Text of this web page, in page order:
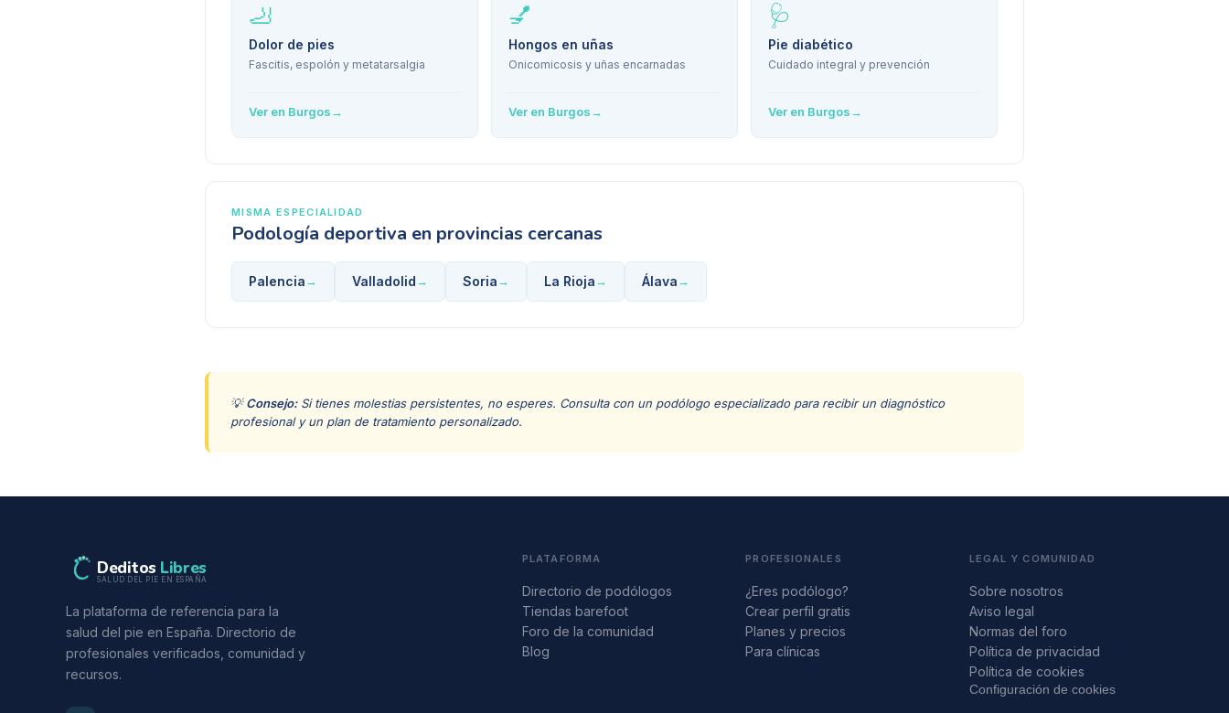
🦶
Dolor de pies
Fascitis, espolón y metatarsalgia
Ver en Burgos→
💅
Hongos en uñas
Onicomicosis y uñas encarnadas
Ver en Burgos→
🩺
Pie diabético
Cuidado integral y prevención
Ver en Burgos→
MISMA ESPECIALIDAD
Podología deportiva en provincias cercanas
Palencia → Valladolid → Soria → La Rioja → Álava →
💡Consejo:Si tienes molestias persistentes, no esperes. Consulta con un podólogo especializado para recibir un diagnóstico
profesional y un plan de tratamiento personalizado.
Deditos Libres
SALUD DEL PIE EN ESPAÑA
La plataforma de referencia para la
salud del pie en España. Directorio de
profesionales verificados, comunidad y
recursos.
PLATAFORMA
Directorio de podólogos
Tiendas barefoot
Foro de la comunidad
Blog
PROFESIONALES
¿Eres podólogo?
Crear perfil gratis
Planes y precios
Para clínicas
LEGAL Y COMUNIDAD
Sobre nosotros
Aviso legal
Normas del foro
Política de privacidad
Política de cookies
Configuración de cookies